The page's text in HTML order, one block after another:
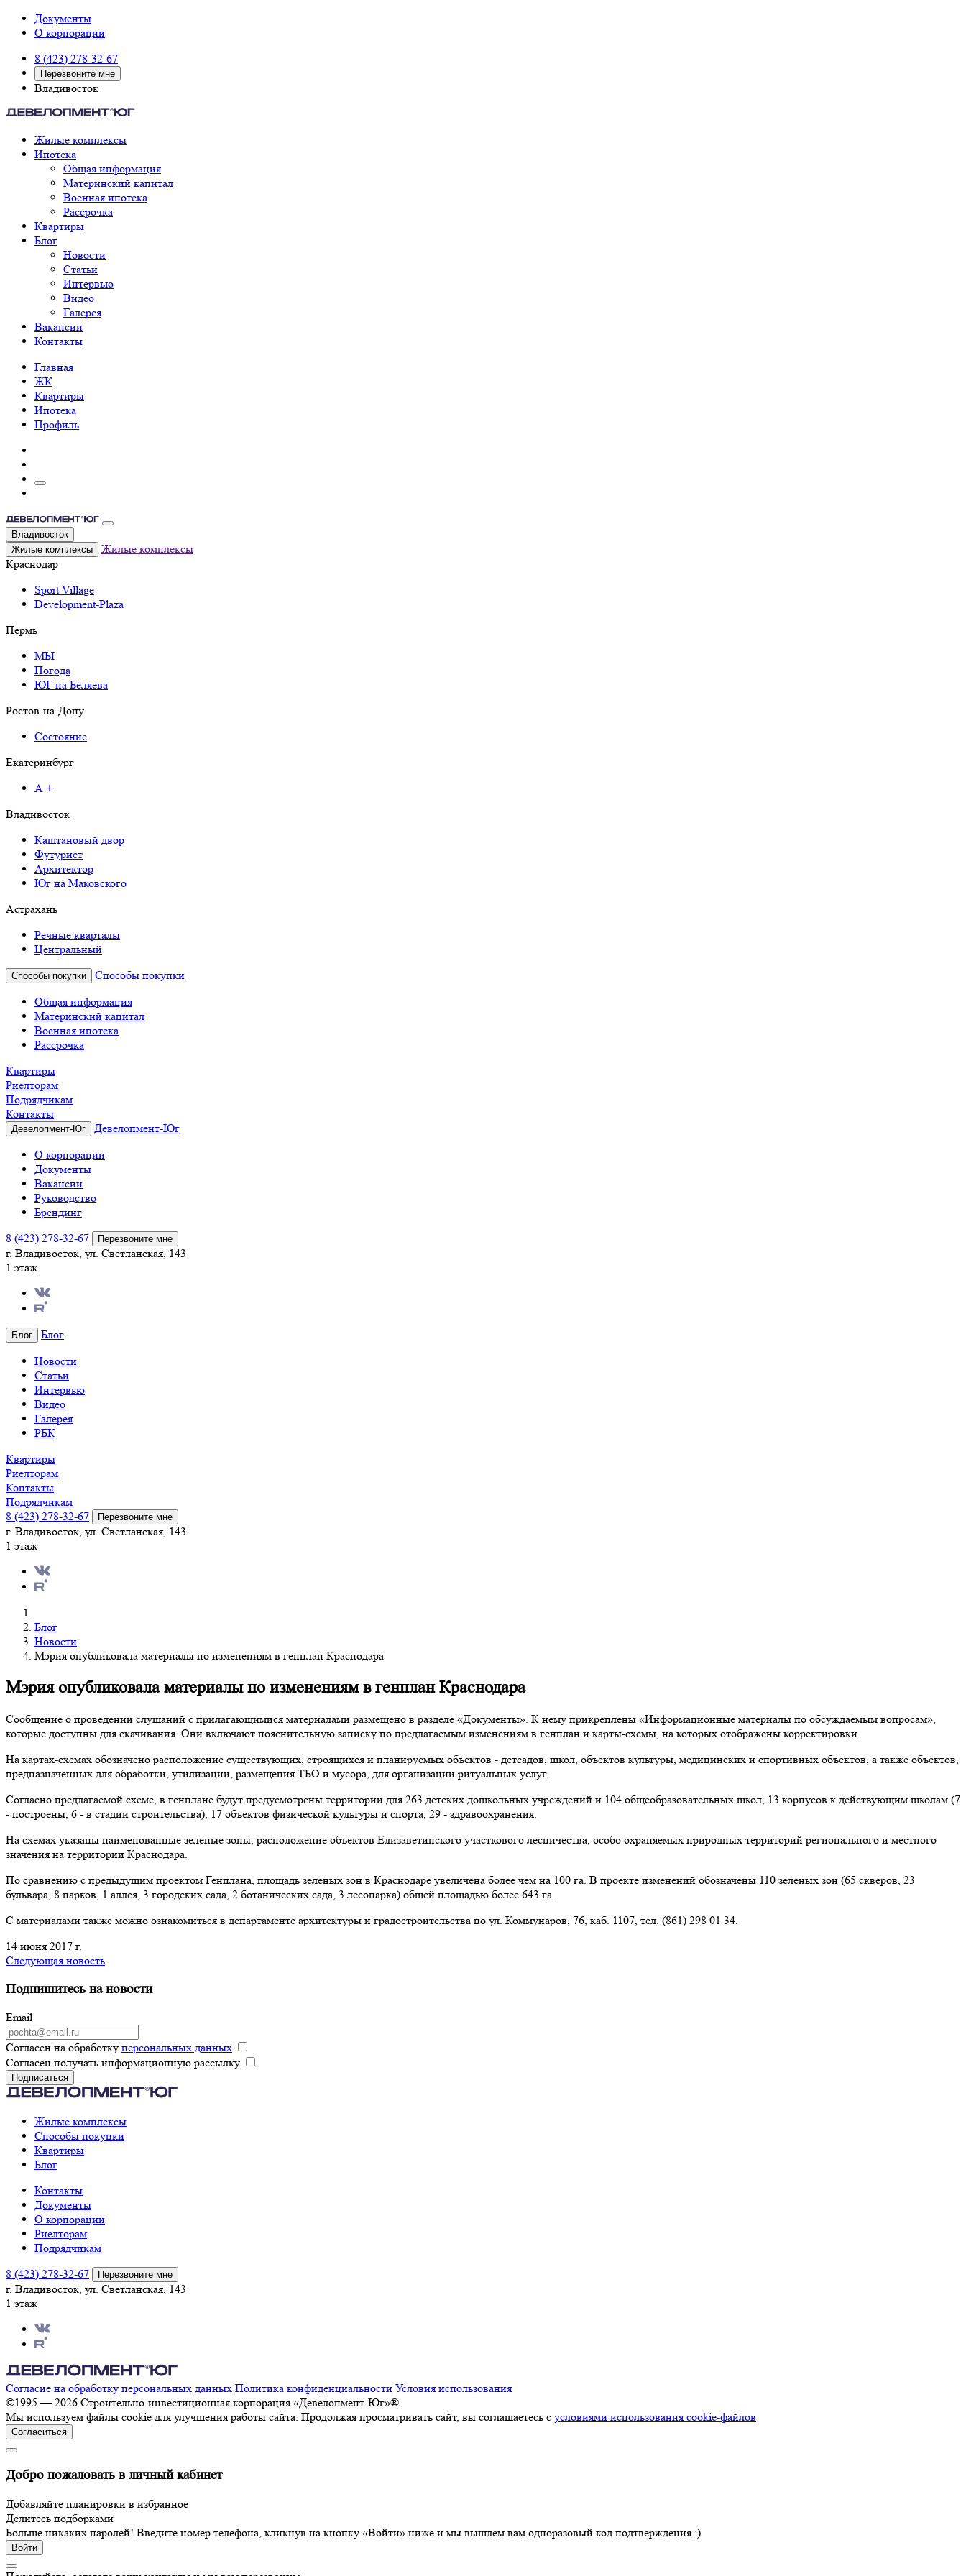
Документы
О корпорации
8 (423) 278-32-67
Перезвоните мне
Владивосток
Жилые комплексы
Ипотека
Общая информация
Материнский капитал
Военная ипотека
Рассрочка
Квартиры
Блог
Новости
Статьи
Интервью
Видео
Галерея
Вакансии
Контакты
Главная
ЖК
Квартиры
Ипотека
Профиль
Владивосток
Жилые комплексы
Жилые комплексы
Краснодар
Sport Village
Development-Plaza
Пермь
МЫ
Погода
ЮГ на Беляева
Ростов-на-Дону
Состояние
Екатеринбург
А +
Владивосток
Каштановый двор
Футурист
Архитектор
Юг на Маковского
Астрахань
Речные кварталы
Центральный
Способы покупки
Способы покупки
Общая информация
Материнский капитал
Военная ипотека
Рассрочка
Квартиры
Риелторам
Подрядчикам
Контакты
Девелопмент-Юг
Девелопмент-Юг
О корпорации
Документы
Вакансии
Руководство
Брендинг
8 (423) 278-32-67
Перезвоните мне
г. Владивосток, ул. Светланская, 143
1 этаж
Блог
Блог
Новости
Статьи
Интервью
Видео
Галерея
РБК
Квартиры
Риелторам
Контакты
Подрядчикам
8 (423) 278-32-67
Перезвоните мне
г. Владивосток, ул. Светланская, 143
1 этаж
Блог
Новости
Мэрия опубликовала материалы по изменениям в генплан Краснодара
Мэрия опубликовала материалы по изменениям в генплан Краснодара
Сообщение о проведении слушаний с прилагающимися материалами размещено в разделе «Документы». К нему прикреплены «Информационные материалы по обсуждаемым вопросам»,
которые доступны для скачивания. Они включают пояснительную записку по предлагаемым изменениям в генплан и карты-схемы, на которых отображены корректировки.
На картах-схемах обозначено расположение существующих, строящихся и планируемых объектов - детсадов, школ, объектов культуры, медицинских и спортивных объектов, а также объектов,
предназначенных для обработки, утилизации, размещения ТБО и мусора, для организации ритуальных услуг.
Согласно предлагаемой схеме, в генплане будут предусмотрены территории для 263 детских дошкольных учреждений и 104 общеобразовательных школ, 13 корпусов к действующим школам (7
- построены, 6 - в стадии строительства), 17 объектов физической культуры и спорта, 29 - здравоохранения.
На схемах указаны наименованные зеленые зоны, расположение объектов Елизаветинского участкового лесничества, особо охраняемых природных территорий регионального и местного
значения на территории Краснодара.
По сравнению с предыдущим проектом Генплана, площадь зеленых зон в Краснодаре увеличена более чем на 100 га. В проекте изменений обозначены 110 зеленых зон (65 скверов, 23
бульвара, 8 парков, 1 аллея, 3 городских сада, 2 ботанических сада, 3 лесопарка) общей площадью более 643 га.
С материалами также можно ознакомиться в департаменте архитектуры и градостроительства по ул. Коммунаров, 76, каб. 1107, тел. (861) 298 01 34.
14 июня 2017 г.
Следующая новость
Подпишитесь на новости
Email
Согласен на обработку персональных данных
Согласен получать информационную рассылку
Подписаться
Жилые комплексы
Способы покупки
Квартиры
Блог
Контакты
Документы
О корпорации
Риелторам
Подрядчикам
8 (423) 278-32-67
Перезвоните мне
г. Владивосток, ул. Светланская, 143
1 этаж
Согласие на обработку персональных данных Политика конфиденциальности Условия использования
©1995 — 2026 Строительно-инвестиционная корпорация «Девелопмент-Юг»®
Мы используем файлы cookie для улучшения работы сайта. Продолжая просматривать сайт, вы соглашаетесь с условиями использования cookie-файлов
Согласиться
Добро пожаловать в личный кабинет
Добавляйте планировки в избранное
Делитесь подборками
Больше никаких паролей! Введите номер телефона, кликнув на кнопку «Войти» ниже и мы вышлем вам одноразовый код подтверждения :)
Войти